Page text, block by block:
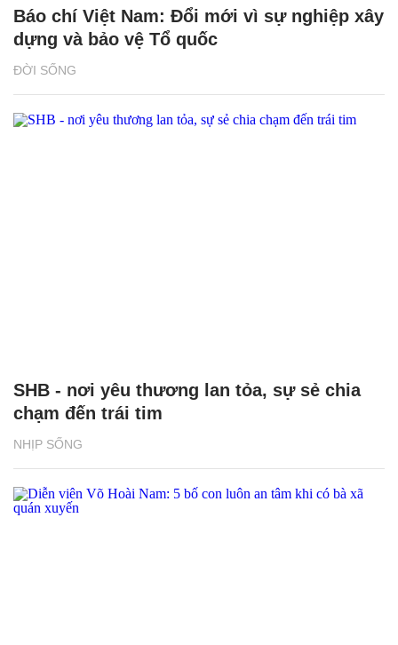
ĐỜI SỐNG
Báo chí Việt Nam: Đổi mới vì sự nghiệp xây
dựng và bảo vệ Tổ quốc
NHỊP SỐNG
SHB - nơi yêu thương lan tỏa, sự sẻ chia
chạm đến trái tim